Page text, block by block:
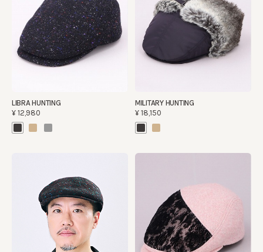
LIBRA HUNTING
¥12,980
MILITARY HUNTING
¥18,150